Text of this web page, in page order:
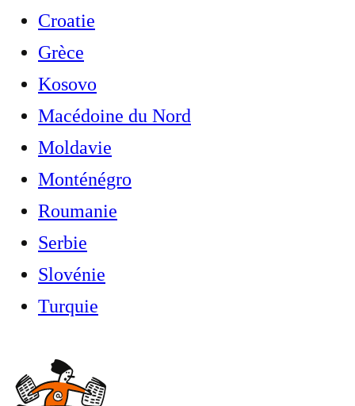
Croatie
Grèce
Kosovo
Macédoine du Nord
Moldavie
Monténégro
Roumanie
Serbie
Slovénie
Turquie